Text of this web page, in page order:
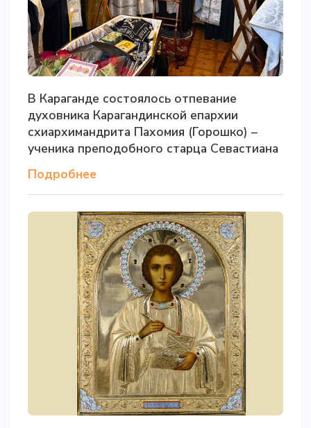
В Караганде состоялось отпевание
духовника Карагандинской епархии
схиархимандрита Пахомия (Горошко) –
ученика преподобного старца Севастиана
Подробнее